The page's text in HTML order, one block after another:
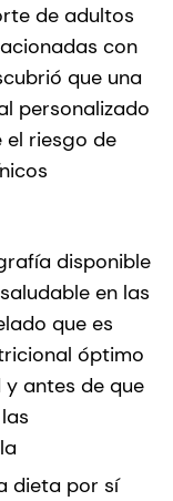
de adultos
con
que una
personalizado
riesgo de
disponible
en las
que es
óptimo
antes de que
dieta por sí